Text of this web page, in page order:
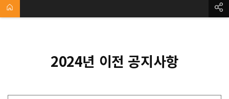
2024년 이전 공지사항